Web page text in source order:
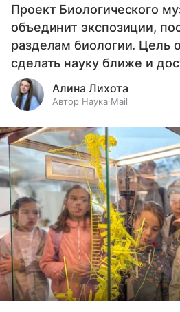
Проект Биологического
объединит экспозиции,
разделам биологии. Цель
сделать науку ближе и
Алина Лихота
Автор Наука Mail